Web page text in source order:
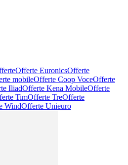
Offerte EuronicsOfferte
mobileOfferte Coop VoceOfferte
IliadOfferte Kena MobileOfferte
TimOfferte TreOfferte
WindOfferte Unieuro